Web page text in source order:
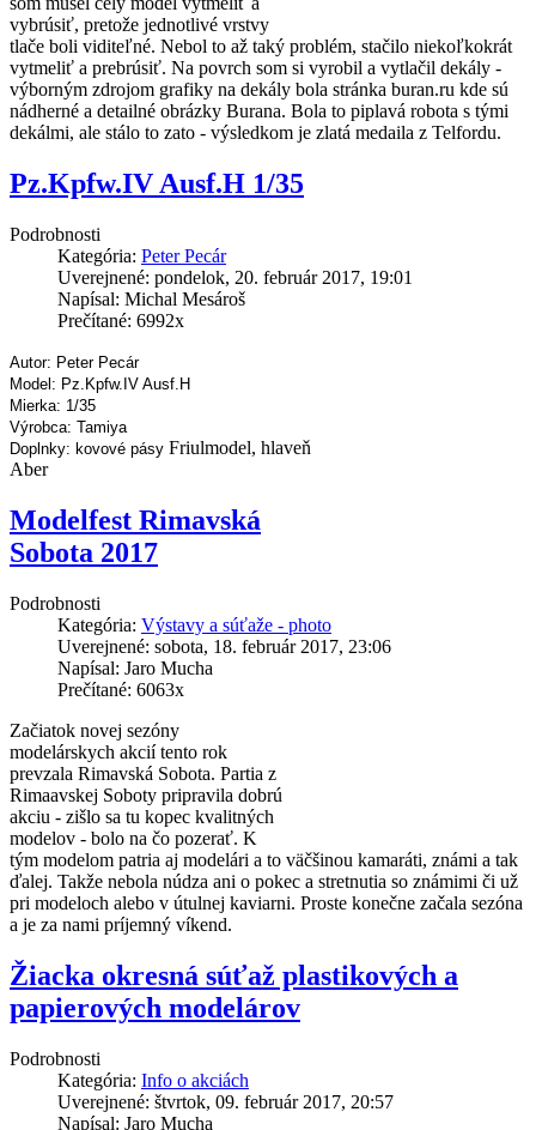
vybrúsiť, pretože jednotlivé vrstvy
tlače boli viditeľné. Nebol to až taký problém, stačilo niekoľkokrát
vytmeliť a prebrúsiť. Na povrch som si vyrobil a vytlačil dekály -
výborným zdrojom grafiky na dekály bola stránka buran.ru kde sú
nádherné a detailné obrázky Burana. Bola to piplavá robota s tými
dekálmi, ale stálo to zato - výsledkom je zlatá medaila z Telfordu.
Pz.Kpfw.IV Ausf.H 1/35
Podrobnosti
Kategória: Peter Pecár
Uverejnené: pondelok, 20. február 2017, 19:01
Napísal: Michal Mesároš
Prečítané: 6992x
Autor: Peter Pecár
Model: Pz.Kpfw.IV Ausf.H
Mierka: 1/35
Výrobca: Tamiya
Doplnky: kovové pásy Friulmodel, hlaveň
Aber
Modelfest Rimavská
Sobota 2017
Podrobnosti
Kategória: Výstavy a súťaže - photo
Uverejnené: sobota, 18. február 2017, 23:06
Napísal: Jaro Mucha
Prečítané: 6063x
Začiatok novej sezóny
modelárskych akcií tento rok
prevzala Rimavská Sobota. Partia z
Rimaavskej Soboty pripravila dobrú
akciu - zišlo sa tu kopec kvalitných
modelov - bolo na čo pozerať. K
tým modelom patria aj modelári a to väčšinou kamaráti, známi a tak
ďalej. Takže nebola núdza ani o pokec a stretnutia so známimi či už
pri modeloch alebo v útulnej kaviarni. Proste konečne začala sezóna
a je za nami príjemný víkend.
Žiacka okresná súťaž plastikových a
papierových modelárov
Podrobnosti
Kategória: Info o akciách
Uverejnené: štvrtok, 09. február 2017, 20:57
Napísal: Jaro Mucha